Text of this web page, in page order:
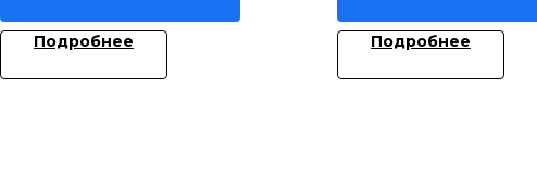
Подробнее Подробнее